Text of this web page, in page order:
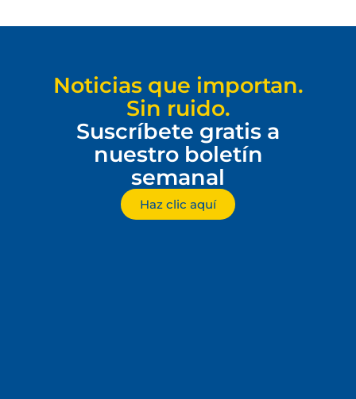
Noticias que importan.
Sin ruido.
Suscríbete gratis a
nuestro boletín
semanal
Haz clic aquí